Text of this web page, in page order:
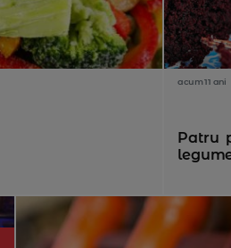
acum 11 ani
Patru